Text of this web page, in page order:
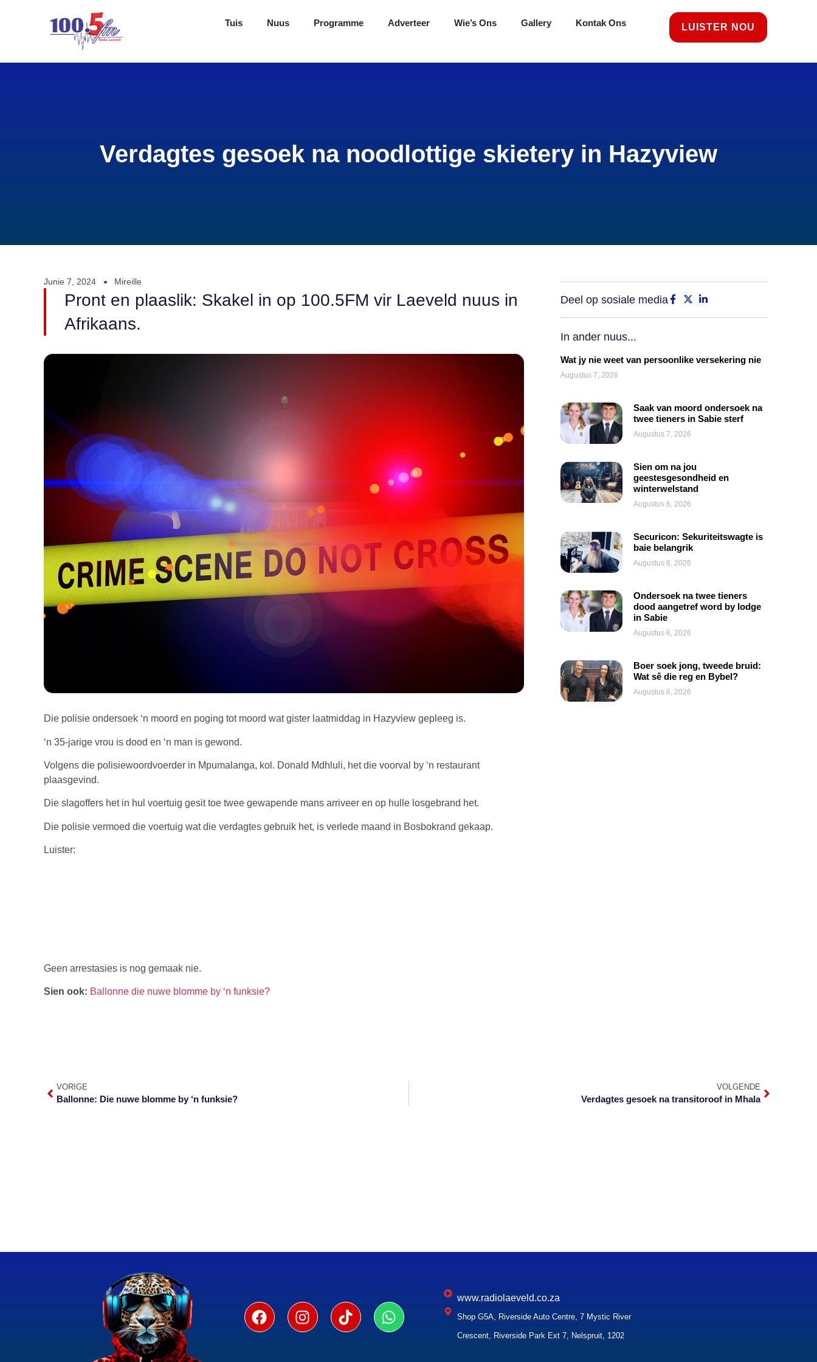
Tuis Nuus Programme Adverteer Wie’s Ons Gallery Kontak Ons LUISTER NOU
Verdagtes gesoek na noodlottige skietery in Hazyview
Junie 7, 2024 Mireille
Pront en plaaslik: Skakel in op 100.5FM vir Laeveld nuus in
Afrikaans.
Die polisie ondersoek ‘n moord en poging tot moord wat gister laatmiddag in Hazyview gepleeg is.
‘n 35-jarige vrou is dood en ‘n man is gewond.
Volgens die polisiewoordvoerder in Mpumalanga, kol. Donald Mdhluli, het die voorval by ‘n restaurant
plaasgevind.
Die slagoffers het in hul voertuig gesit toe twee gewapende mans arriveer en op hulle losgebrand het.
Die polisie vermoed die voertuig wat die verdagtes gebruik het, is verlede maand in Bosbokrand gekaap.
Luister:
Geen arrestasies is nog gemaak nie.
Sien ook: Ballonne die nuwe blomme by ‘n funksie?
Deel op sosiale media
In ander nuus...
Wat jy nie weet van persoonlike versekering nie
Augustus 7, 2026
Saak van moord ondersoek na
twee tieners in Sabie sterf
Augustus 7, 2026
Sien om na jou
geestesgesondheid en
winterwelstand
Augustus 6, 2026
Securicon: Sekuriteitswagte is
baie belangrik
Augustus 6, 2026
Ondersoek na twee tieners
dood aangetref word by lodge
in Sabie
Augustus 6, 2026
Boer soek jong, tweede bruid:
Wat sê die reg en Bybel?
Augustus 6, 2026
VORIGE
Ballonne: Die nuwe blomme by ‘n funksie?
VOLGENDE
Verdagtes gesoek na transitoroof in Mhala
www.radiolaeveld.co.za
Shop G5A, Riverside Auto Centre, 7 Mystic River
Crescent, Riverside Park Ext 7, Nelspruit, 1202